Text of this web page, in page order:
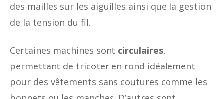
des mailles sur les aiguilles ainsi que la gestion
de la tension du fil.
Certaines machines sont circulaires,
permettant de tricoter en rond idéalement
pour des vêtements sans coutures comme les